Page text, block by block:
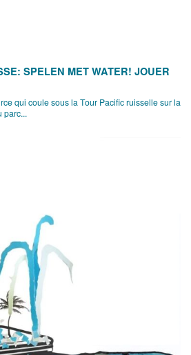
SPELEN MET WATER! JOUER
qui coule sous la Tour Pacific ruisselle sur la
parc...